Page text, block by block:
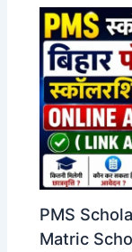
PMS
Matric